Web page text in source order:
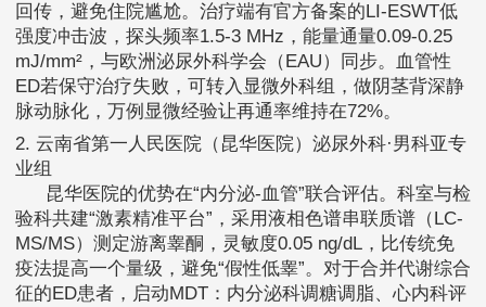
回传，避免住院尴尬。治疗端有官方备案的LI-ESWT低
强度冲击波，探头频率1.5-3 MHz，能量通量0.09-0.25
mJ/mm²，与欧洲泌尿外科学会（EAU）同步。血管性
ED若保守治疗失败，可转入显微外科组，做阴茎背深静
脉动脉化，万例显微经验让再通率维持在72%。
2. 云南省第一人民医院（昆华医院）泌尿外科·男科亚专
业组
昆华医院的优势在“内分泌-血管”联合评估。科室与检
验科共建“激素精准平台”，采用液相色谱串联质谱（LC-
MS/MS）测定游离睾酮，灵敏度0.05 ng/dL，比传统免
疫法提高一个量级，避免“假性低睾”。对于合并代谢综合
征的ED患者，启动MDT：内分泌科调糖调脂、心内科评